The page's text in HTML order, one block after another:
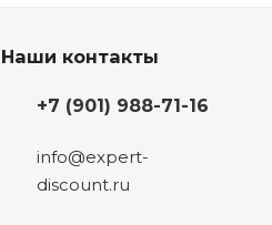
Наши контакты
+7 (901) 988-71-16
info@expert-
discount.ru